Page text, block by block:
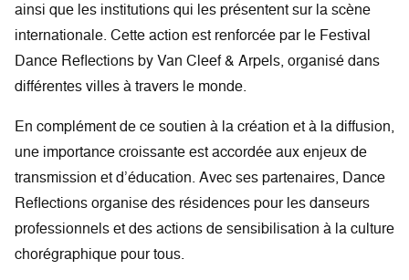
ainsi que les institutions qui les présentent sur la scène
internationale. Cette action est renforcée par le Festival
Dance Reflections by Van Cleef & Arpels, organisé dans
différentes villes à travers le monde.
En complément de ce soutien à la création et à la diffusion,
une importance croissante est accordée aux enjeux de
transmission et d’éducation. Avec ses partenaires, Dance
Reflections organise des résidences pour les danseurs
professionnels et des actions de sensibilisation à la culture
chorégraphique pour tous.